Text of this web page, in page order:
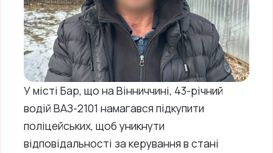
У місті Бар, що на Вінниччині, 43-річний
водій ВАЗ-2101 намагався підкупити
поліцейських, щоб уникнути
відповідальності за керування в стані